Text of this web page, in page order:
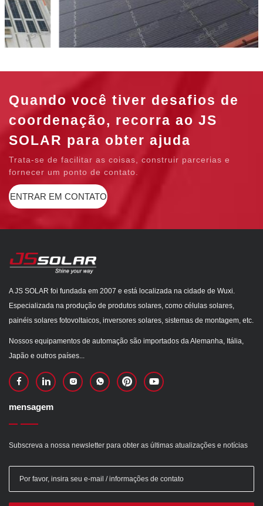
Quando você tiver desafios de
coordenação, recorra ao JS
SOLAR para obter ajuda
Trata-se de facilitar as coisas, construir parcerias e
fornecer um ponto de contato.
ENTRAR EM CONTATO
A JS SOLAR foi fundada em 2007 e está localizada na cidade de Wuxi.
Especializada na produção de produtos solares, como células solares,
painéis solares fotovoltaicos, inversores solares, sistemas de montagem, etc.
Nossos equipamentos de automação são importados da Alemanha, Itália,
Japão e outros países...
mensagem
Subscreva a nossa newsletter para obter as últimas atualizações e notícias